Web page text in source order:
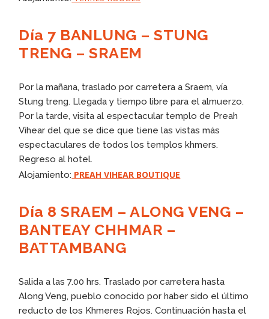
Día 7 BANLUNG – STUNG
TRENG – SRAEM
Por la mañana, traslado por carretera a Sraem, vía
Stung treng. Llegada y tiempo libre para el almuerzo.
Por la tarde, visita al espectacular templo de Preah
Vihear del que se dice que tiene las vistas más
espectaculares de todos los templos khmers.
Regreso al hotel.
Alojamiento: PREAH VIHEAR BOUTIQUE
Día 8 SRAEM – ALONG VENG –
BANTEAY CHHMAR –
BATTAMBANG
Salida a las 7.00 hrs. Traslado por carretera hasta
Along Veng, pueblo conocido por haber sido el último
reducto de los Khmeres Rojos. Continuación hasta el